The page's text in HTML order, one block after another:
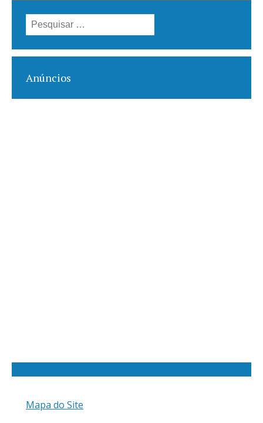
Pesquisar
por:
Anúncios
Mapa do Site